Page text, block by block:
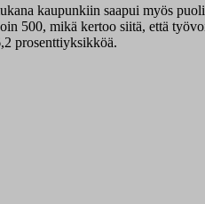
kaupunkiin saapui myös
500, mikä kertoo siitä, että
prosenttiyksikköä.